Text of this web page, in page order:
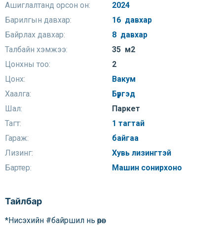
Ашиглалтанд орсон он:
2024
Барилгын давхар:
16 давхар
Байрлах давхар:
8 давхар
Талбайн хэмжээ:
35 м2
Цонхны тоо:
2
Цонх:
Вакум
Хаалга:
Бүргэд
Шал:
Паркет
Тагт:
1 тагтай
Гараж:
байгаа
Лизинг:
Хувь лизингтэй
Бартер:
Машин сонирхоно
Тайлбар
*Нисэхийн #байршил нь өөрөө: